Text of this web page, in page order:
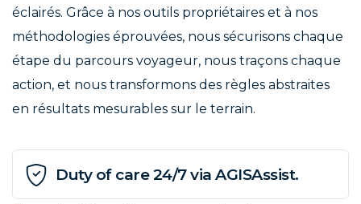
éclairés. Grâce à nos outils propriétaires et à nos
méthodologies éprouvées, nous sécurisons chaque
étape du parcours voyageur, nous traçons chaque
action, et nous transformons des règles abstraites
en résultats mesurables sur le terrain.
Duty of care 24/7 via AGISAssist.